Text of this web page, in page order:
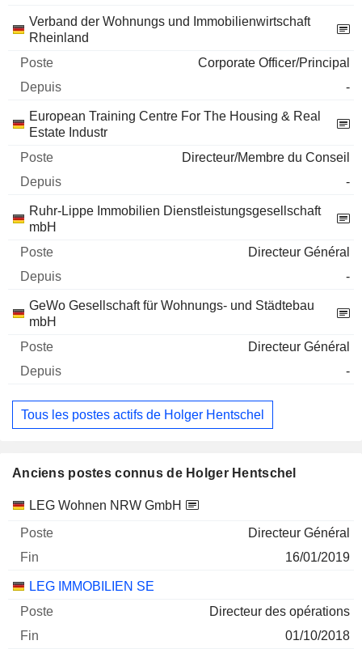
Verband der Wohnungs und Immobilienwirtschaft
Rheinland
Corporate Officer/Principal
-
European Training Centre For The Housing & Real
Estate Industr
Directeur/Membre du Conseil
-
Ruhr-Lippe Immobilien Dienstleistungsgesellschaft
mbH
Directeur Général
-
GeWo Gesellschaft für Wohnungs- und Städtebau
mbH
Directeur Général
-
Tous les postes actifs de Holger Hentschel
Anciens postes connus de Holger Hentschel
Sociétés Poste Fin
LEG Wohnen NRW GmbH
Directeur Général
16/01/2019
LEG IMMOBILIEN SE
Directeur des opérations
01/10/2018